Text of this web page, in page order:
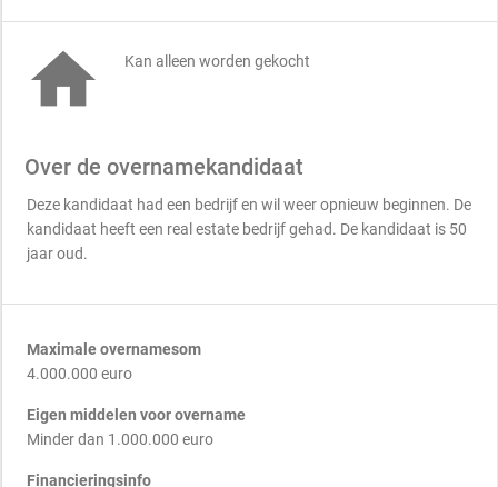
 Kan alleen worden gekocht
Over de overnamekandidaat
Deze kandidaat had een bedrijf en wil weer opnieuw beginnen. De
kandidaat heeft een real estate bedrijf gehad. De kandidaat is 50
jaar oud.
Maximale overnamesom
4.000.000 euro
Eigen middelen voor overname
Minder dan 1.000.000 euro
Financieringsinfo